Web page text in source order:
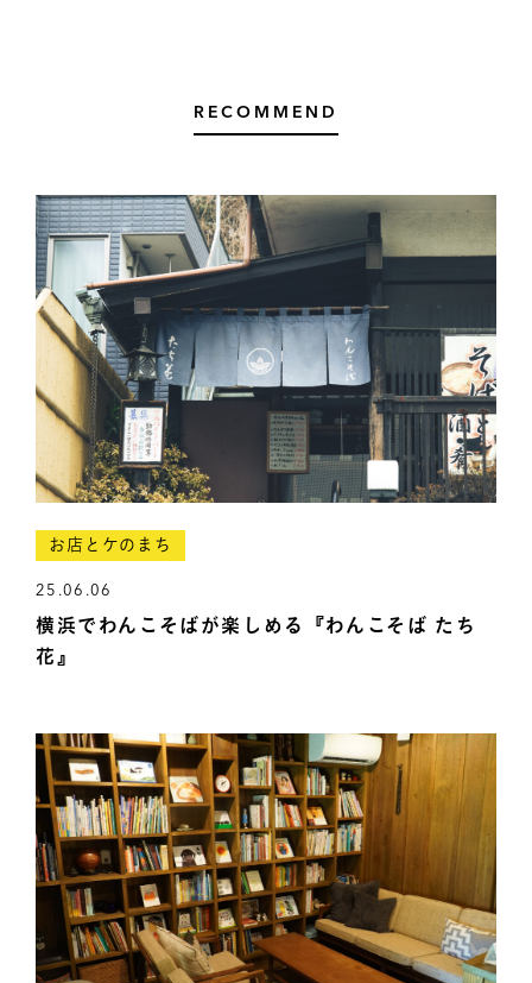
RECOMMEND
お店とケのまち
25.06.06
横浜でわんこそばが楽しめる『わんこそば たち
花』